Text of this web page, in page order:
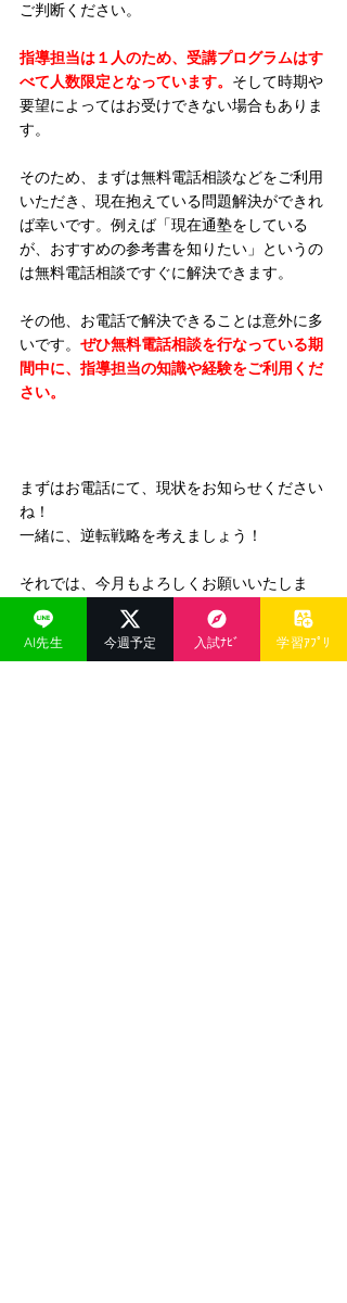
ご判断ください。
指導担当は１人のため、受講プログラムはす
べて人数限定となっています。 そして時期や
要望によってはお受けできない場合もありま
す。
そのため、まずは無料電話相談などをご利用
いただき、現在抱えている問題解決ができれ
ば幸いです。例えば「現在通塾をしている
が、おすすめの参考書を知りたい」というの
は無料電話相談ですぐに解決できます。
その他、お電話で解決できることは意外に多
いです。 ぜひ無料電話相談を行なっている期
間中に、指導担当の知識や経験をご利用くだ
さい。
まずはお電話にて、現状をお知らせください
ね！
一緒に、逆転戦略を考えましょう！
それでは、今月もよろしくお願いいたしま
す。
※ 対応は、私ではなく指導担当がいたしま
AI先生 今週予定 入試ﾅﾋﾞ 学習ｱﾌﾟﾘ